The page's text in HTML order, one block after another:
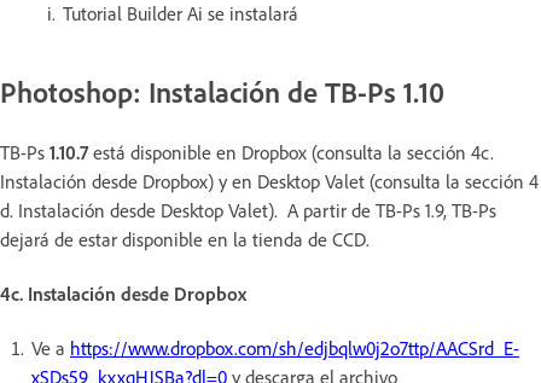
Tutorial Builder Ai se instalará
Photoshop: Instalación de TB-Ps 1.10
TB-Ps 1.10.7está disponible en Dropbox (consulta la sección 4c.
Instalación desde Dropbox) y en Desktop Valet (consulta la sección 4
d. Instalación desde Desktop Valet). A partir de TB-Ps 1.9, TB-Ps
dejará de estar disponible en la tienda de CCD.
4c. Instalación desde Dropbox
Ve a https://www.dropbox.com/sh/edjbqlw0j2o7ttp/AACSrd_E-
xSDs59_kxxqHJSBa?dl=0 y descarga el archivo